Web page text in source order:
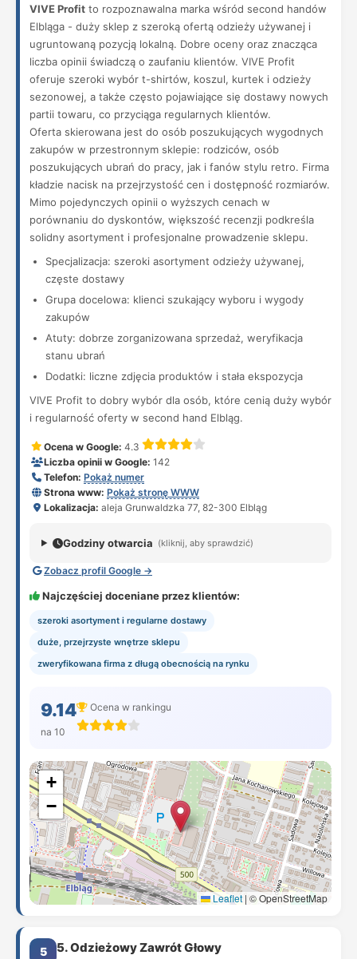
VIVE Profit to rozpoznawalna marka wśród second handów
Elbląga - duży sklep z szeroką ofertą odzieży używanej i
ugruntowaną pozycją lokalną. Dobre oceny oraz znacząca
liczba opinii świadczą o zaufaniu klientów. VIVE Profit
oferuje szeroki wybór t-shirtów, koszul, kurtek i odzieży
sezonowej, a także często pojawiające się dostawy nowych
partii towaru, co przyciąga regularnych klientów.
Oferta skierowana jest do osób poszukujących wygodnych
zakupów w przestronnym sklepie: rodziców, osób
poszukujących ubrań do pracy, jak i fanów stylu retro. Firma
kładzie nacisk na przejrzystość cen i dostępność rozmiarów.
Mimo pojedynczych opinii o wyższych cenach w
porównaniu do dyskontów, większość recenzji podkreśla
solidny asortyment i profesjonalne prowadzenie sklepu.
Specjalizacja: szeroki asortyment odzieży używanej,
częste dostawy
Grupa docelowa: klienci szukający wyboru i wygody
zakupów
Atuty: dobrze zorganizowana sprzedaż, weryfikacja
stanu ubrań
Dodatki: liczne zdjęcia produktów i stała ekspozycja
VIVE Profit to dobry wybór dla osób, które cenią duży wybór
i regularność oferty w second hand Elbląg.
Ocena w Google: 4.3
Liczba opinii w Google: 142
Telefon: Pokaż numer
Strona www: Pokaż stronę WWW
Lokalizacja: aleja Grunwaldzka 77, 82-300 Elbląg
Godziny otwarcia (kliknij, aby sprawdzić)
Zobacz profil Google →
Najczęściej doceniane przez klientów:
szeroki asortyment i regularne dostawy
duże, przejrzyste wnętrze sklepu
zweryfikowana firma z długą obecnością na rynku
9.14
na 10
Ocena w rankingu
+
−
Leaflet | © OpenStreetMap
5 5. Odzieżowy Zawrót Głowy